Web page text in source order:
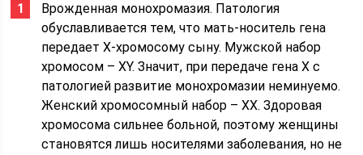
Врожденная монохромазия. Патология
обуславливается тем, что мать-носитель гена
передает X-хромосому сыну. Мужской набор
хромосом – XY. Значит, при передаче гена Х с
патологией развитие монохромазии неминуемо.
Женский хромосомный набор – XX. Здоровая
хромосома сильнее больной, поэтому женщины
становятся лишь носителями заболевания, но не